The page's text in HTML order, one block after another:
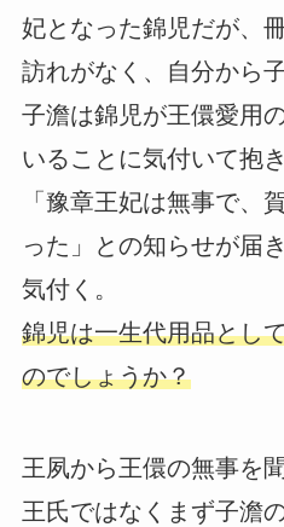
妃となった錦児だが、
訪れがなく、自分から
子澹は錦児が王儇愛用
いることに気付いて抱
「豫章王妃は無事で、
った」との知らせが届
気付く。
錦児は一生代用品とし
のでしょうか？
王夙から王儇の無事を
王氏ではなくまず子澹